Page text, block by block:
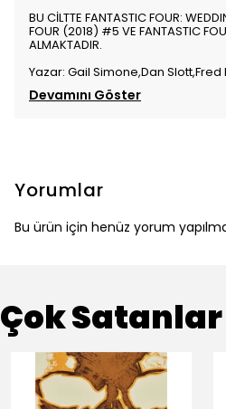
BU CİLTTE FANTASTIC FOUR:
FOUR (2018) #5 VE FANTASTIC
ALMAKTADIR.
Yazar: Gail Simone,Dan
Devamını Göster
Yorumlar
Bu ürün için henüz yorum
Çok Satanlar